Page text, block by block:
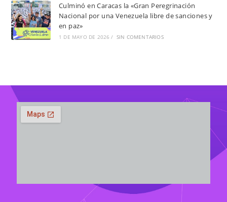
Culminó en Caracas la «Gran Peregrinación
Nacional por una Venezuela libre de sanciones y
en paz»
1 DE MAYO DE 2026 / SIN COMENTARIOS